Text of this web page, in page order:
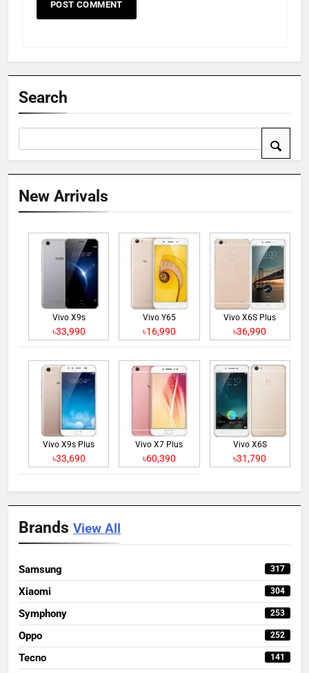
Search
New Arrivals
Vivo X9s
৳33,990
Vivo Y65
৳16,990
Vivo X6S Plus
৳36,990
Vivo X9s Plus
৳33,690
Vivo X7 Plus
৳60,390
Vivo X6S
৳31,790
Brands View All
Samsung 317
Xiaomi 304
Symphony 253
Oppo 252
Tecno 141